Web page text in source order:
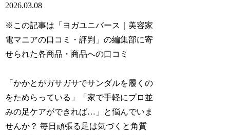
2026.03.08
※この記事は「ヨガユニバース｜美容家
電マニアの口コミ・評判」の編集部に寄
せられた各商品・商品への口コミ
「かかとがガサガサでサンダルを履くの
をためらっている」「家で手軽にプロ並
みの足ケアができれば…」と悩んでいま
せんか？ 毎日頑張る足は気づくと角質